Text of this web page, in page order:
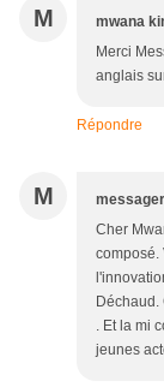
M mwana
Merci
anglais
Répondre
M messager
Cher
composé.
Déchaud.
. Et la mi
jeunes